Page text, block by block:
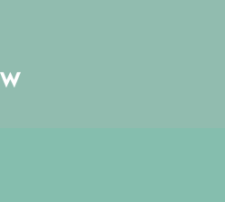
menu pour les traductions